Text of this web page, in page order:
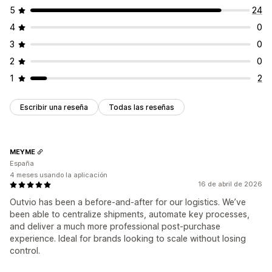
5
24
4
0
3
0
2
0
1
2
Escribir una reseña Todas las reseñas
16 de abril de 2026
Outvio has been a before-and-after for our logistics. We’ve
been able to centralize shipments, automate key processes,
and deliver a much more professional post-purchase
experience. Ideal for brands looking to scale without losing
control.
MEYME
España
4 meses usando la aplicación